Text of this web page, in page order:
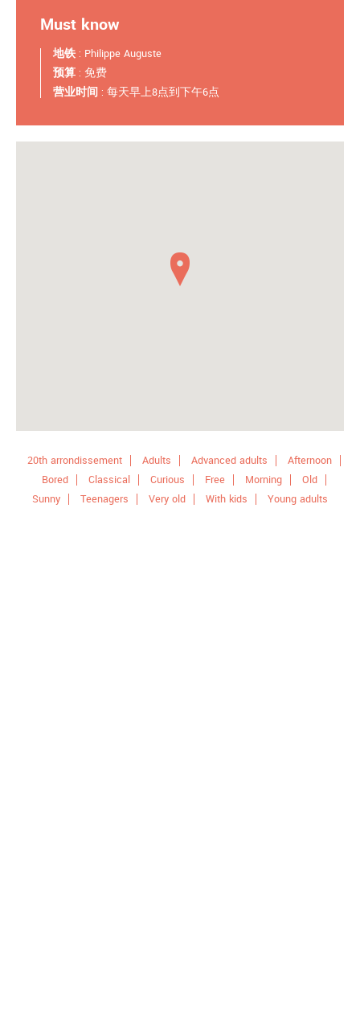
Must know
地铁 : Philippe Auguste
预算 : 免费
营业时间 : 每天早上8点到下午6点
20th arrondissement Adults Advanced adults
Afternoon
Bored
Classical Curious Free Morning
Old
Sunny
Teenagers Very old With kids Young adults